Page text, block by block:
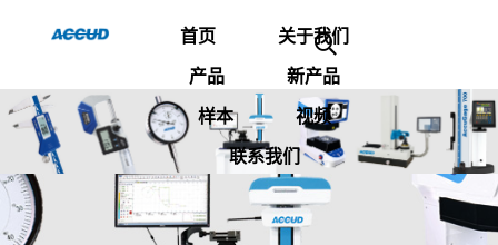
首页 关于我们
产品 新产品
样本 视频
联系我们